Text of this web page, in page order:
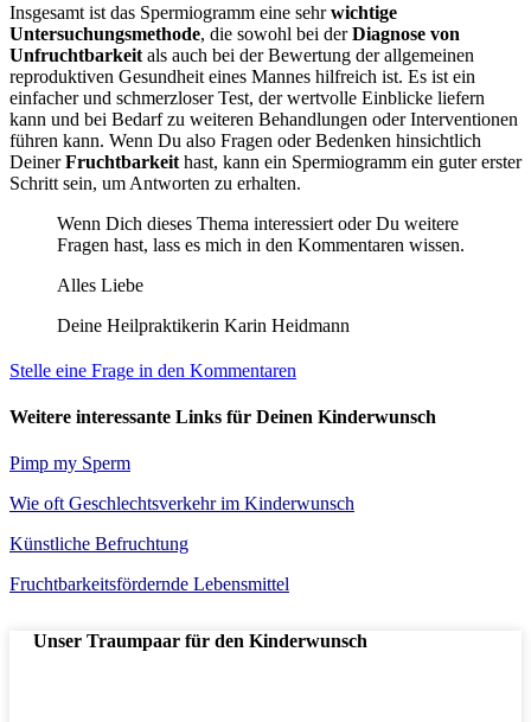
Insgesamt ist das Spermiogramm eine sehrwichtige
Untersuchungsmethode, die sowohl bei derDiagnose von
Unfruchtbarkeit als auch bei der Bewertung der allgemeinen
reproduktiven Gesundheit eines Mannes hilfreich ist. Es ist ein
einfacher und schmerzloser Test, der wertvolle Einblicke liefern
kann und bei Bedarf zu weiteren Behandlungen oder Interventionen
führen kann. Wenn Du also Fragen oder Bedenken hinsichtlich
DeinerFruchtbarkeit hast, kann ein Spermiogramm ein guter erster
Schritt sein, um Antworten zu erhalten.
Wenn Dich dieses Thema interessiert oder Du weitere
Fragen hast, lass es mich in den Kommentaren wissen.
Alles Liebe
Deine Heilpraktikerin Karin Heidmann
Stelle eine Frage in den Kommentaren
Weitere interessante Links für Deinen Kinderwunsch
Pimp my Sperm
Wie oft Geschlechtsverkehr im Kinderwunsch
Künstliche Befruchtung
Fruchtbarkeitsfördernde Lebensmittel
Unser Traumpaar für den Kinderwunsch